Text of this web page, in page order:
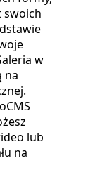
swoich
w
na
lub
na